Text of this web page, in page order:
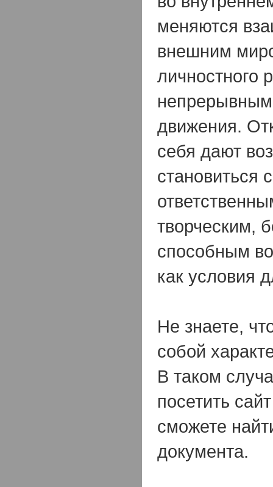
меняются
внешним
личностного
движения.
себя дают
становиться
творческим,
способным
как условия
Не знаете,
собой
В таком
посетить
сможете
документа.